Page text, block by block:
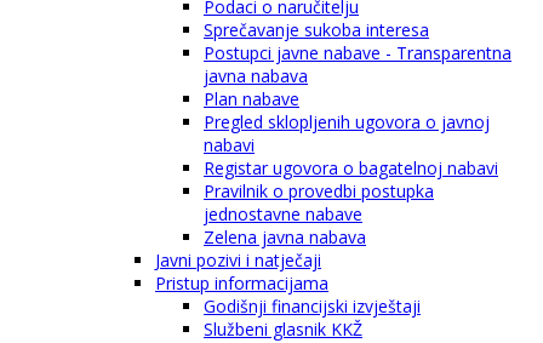
Podaci o naručitelju
Sprečavanje sukoba interesa
Postupci javne nabave - Transparentna
javna nabava
Plan nabave
Pregled sklopljenih ugovora o javnoj
nabavi
Registar ugovora o bagatelnoj nabavi
Pravilnik o provedbi postupka
jednostavne nabave
Zelena javna nabava
Javni pozivi i natječaji
Pristup informacijama
Godišnji financijski izvještaji
Službeni glasnik KKŽ